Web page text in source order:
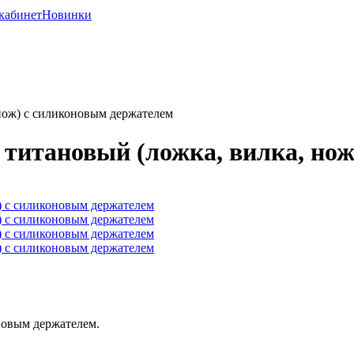
Новинки
с силиконовым держателем
(ложка, вилка,
держателем.